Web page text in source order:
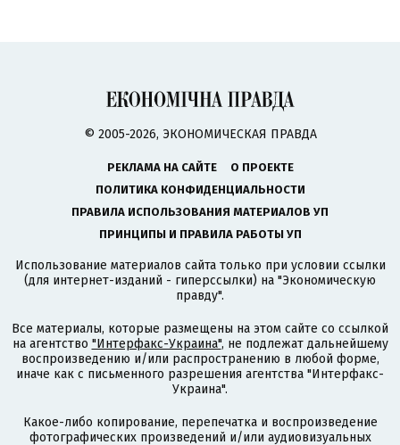
© 2005-2026, ЭКОНОМИЧЕСКАЯ ПРАВДА
РЕКЛАМА НА САЙТЕ
О ПРОЕКТЕ
ПОЛИТИКА КОНФИДЕНЦИАЛЬНОСТИ
ПРАВИЛА ИСПОЛЬЗОВАНИЯ МАТЕРИАЛОВ УП
ПРИНЦИПЫ И ПРАВИЛА РАБОТЫ УП
Использование материалов сайта только при условии ссылки
(для интернет-изданий - гиперссылки) на "Экономическую
правду".
Все материалы, которые размещены на этом сайте со ссылкой
на агентство "Интерфакс-Украина", не подлежат дальнейшему
воспроизведению и/или распространению в любой форме,
иначе как с письменного разрешения агентства "Интерфакс-
Украина".
Какое-либо копирование, перепечатка и воспроизведение
фотографических произведений и/или аудиовизуальных